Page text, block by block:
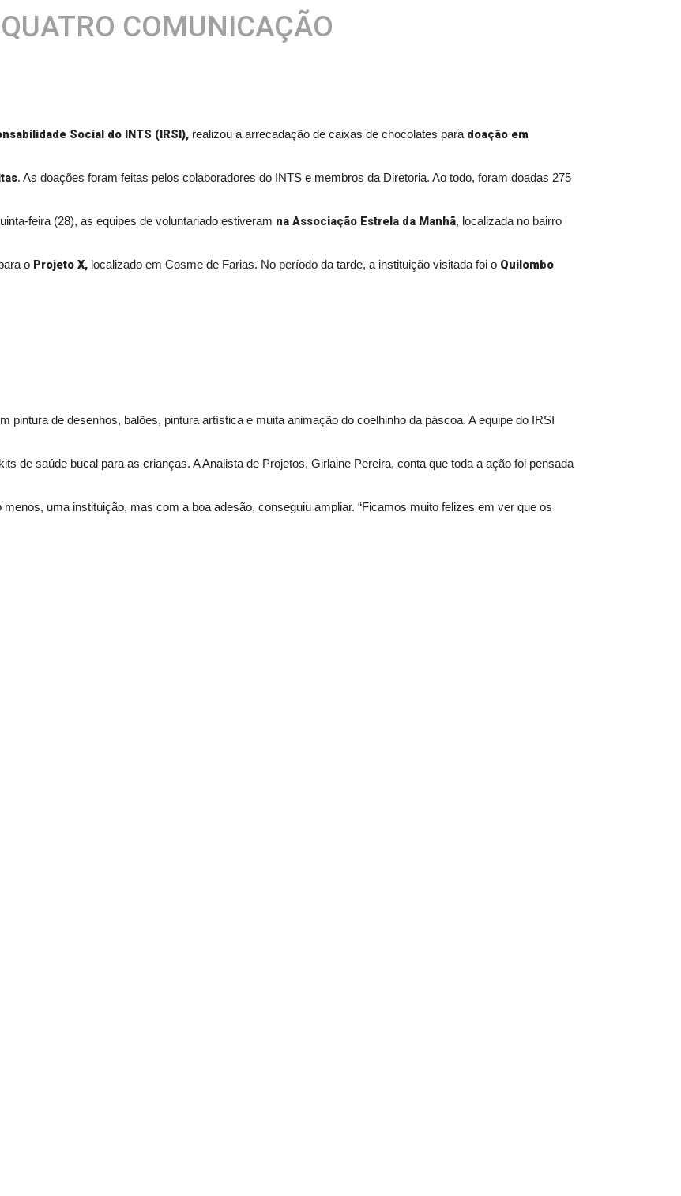
COMUNICAÇÃO
Social do INTS (IRSI), realizou a arrecadação de caixas de chocolates para doação em
. As doações foram feitas pelos colaboradores do INTS e membros da Diretoria. Ao todo, foram doadas 275
feira (28), as equipes de voluntariado estiveram na Associação Estrela da Manhã, localizada no bairro
o Projeto X, localizado em Cosme de Farias. No período da tarde, a instituição visitada foi o Quilombo
pintura de desenhos, balões, pintura artística e muita animação do coelhinho da páscoa. A equipe do IRSI
de saúde bucal para as crianças. A Analista de Projetos, Girlaine Pereira, conta que toda a ação foi pensada
uma instituição, mas com a boa adesão, conseguiu ampliar. “Ficamos muito felizes em ver que os